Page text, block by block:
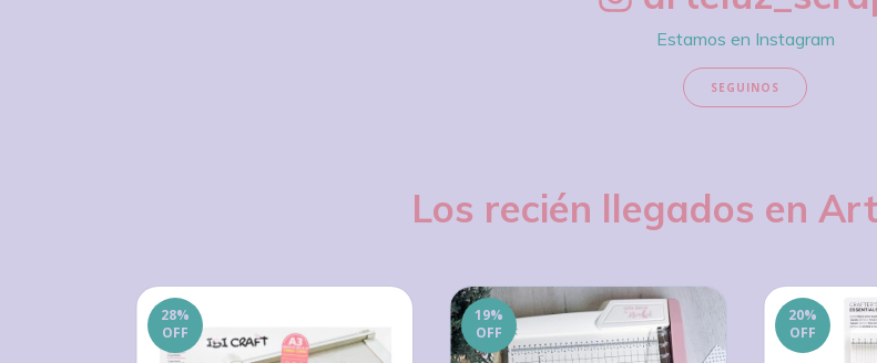
Estamos en Instagram
SEGUINOS
Los recién llegados en
28%
OFF
19%
OFF
20%
OFF